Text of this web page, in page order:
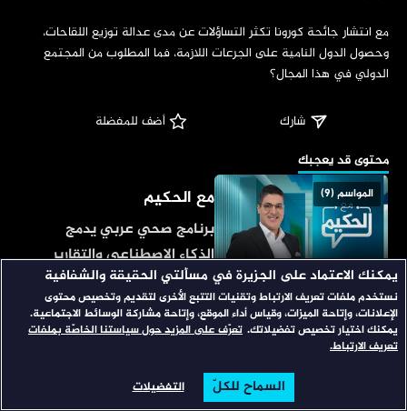
تصفح
الدولي في هذا المجال؟
شارك
أضف للمفضلة
‏محتوى قد يعجبك
المواسم (9) مع الحكيم
برنامج صحي عربي يدمج
الذكاء الاصطناعي والتقارير
الميدانية لتقديم نصائح طبية
تعزز أسلوب الحياة وجودتها.
المواسم (31) الاتجاه المعاكس
برنامج يتناول القضايا
الخلافية والجدلية الساخنة.
يمكنك الاعتماد على الجزيرة في مسألتي الحقيقة والشفافية
نستخدم ملفات تعريف الارتباط وتقنيات التتبع الأخرى لتقديم وتخصيص محتوى
الإعلانات، وإتاحة الميزات، وقياس أداء الموقع، وإتاحة مشاركة الوسائط الاجتماعية.
يمكنك اختيار تخصيص تفضيلاتك. تعرّف على المزيد حول سياستنا الخاصّة بملفات
تعريف الارتباط.
التفضيلات السماح للكلّ